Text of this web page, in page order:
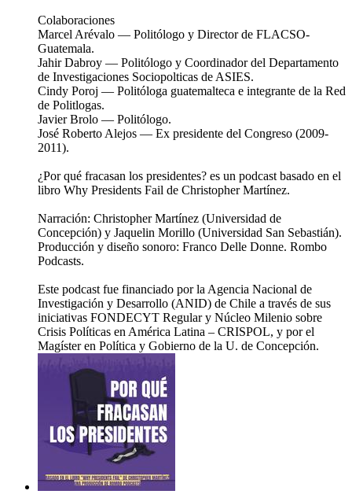
Colaboraciones
Marcel Arévalo — Politólogo y Director de FLACSO-
Guatemala.​
Jahir Dabroy — Politólogo y Coordinador del Departamento
de Investigaciones Sociopolticas de ASIES.​
Cindy Poroj — Politóloga guatemalteca e integrante de la Red
de Politlogas.​
Javier Brolo — Politólogo.​
José Roberto Alejos — Ex presidente del Congreso (2009-
2011).​
¿Por qué fracasan los presidentes? es un podcast basado en el
libro Why Presidents Fail de Christopher Martínez.
Narración: Christopher Martínez (Universidad de
Concepción) y Jaquelin Morillo (Universidad San Sebastián).
Producción y diseño sonoro: Franco Delle Donne. Rombo
Podcasts.
Este podcast fue financiado por la Agencia Nacional de
Investigación y Desarrollo (ANID) de Chile a través de sus
iniciativas FONDECYT Regular y Núcleo Milenio sobre
Crisis Políticas en América Latina – CRISPOL, y por el
Magíster en Política y Gobierno de la U. de Concepción.